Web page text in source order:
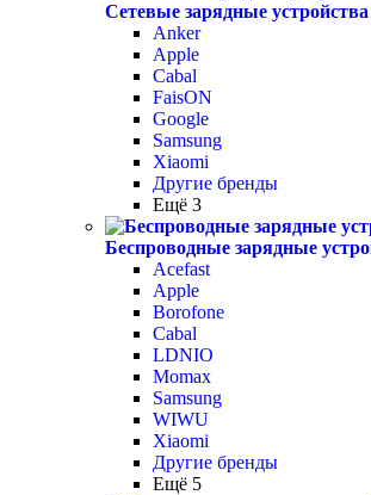
Сетевые зарядные устройства
Anker
Apple
Cabal
FaisON
Google
Samsung
Xiaomi
Другие бренды
Ещё 3
Беспроводные зарядные
Acefast
Apple
Borofone
Cabal
LDNIO
Momax
Samsung
WIWU
Xiaomi
Другие бренды
Ещё 5